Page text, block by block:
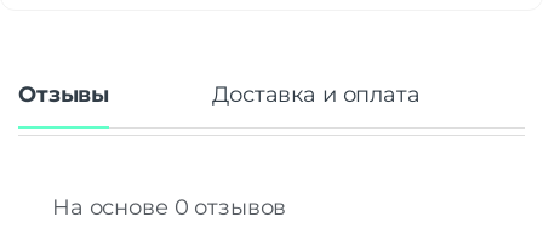
Отзывы Доставка и оплата
На основе 0 отзывов